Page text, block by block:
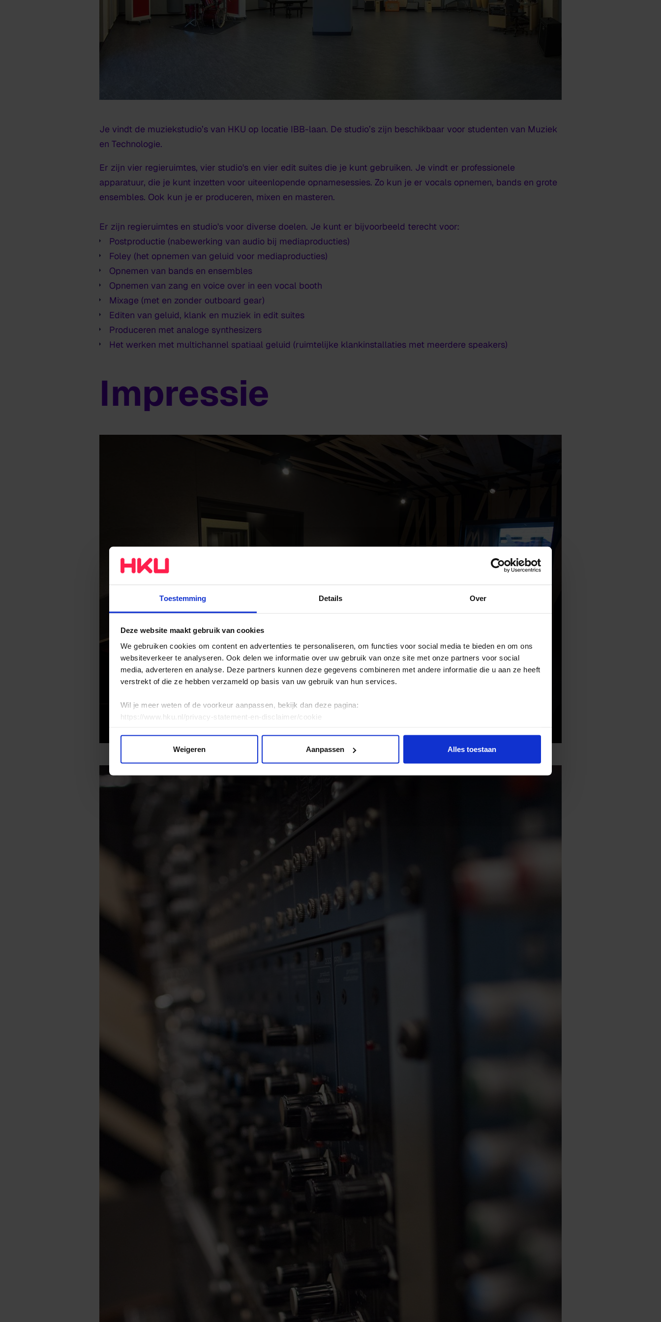
Toestemming Details Over
Deze website maakt gebruik van cookies
We gebruiken cookies om content en advertenties te personaliseren, om functies voor social media te bieden en om ons
websiteverkeer te analyseren. Ook delen we informatie over uw gebruik van onze site met onze partners voor social
media, adverteren en analyse. Deze partners kunnen deze gegevens combineren met andere informatie die u aan ze heeft
verstrekt of die ze hebben verzameld op basis van uw gebruik van hun services.
Wil je meer weten of de voorkeur aanpassen, bekijk dan deze pagina:
https://www.hku.nl/privacy-statement-en-disclaimer/cookie
Weigeren Aanpassen Alles toestaan
Je vindt de muziekstudio’s van HKU op locatie IBB-laan. De studio’s zijn beschikbaar voor studenten van Muziek
en Technologie.
Er zijn vier regieruimtes, vier studio's en vier edit suites die je kunt gebruiken. Je vindt er professionele
apparatuur, die je kunt inzetten voor uiteenlopende opnamesessies. Zo kun je er vocals opnemen, bands en grote
ensembles. Ook kun je er produceren, mixen en masteren.
Er zijn regieruimtes en studio's voor diverse doelen. Je kunt er bijvoorbeeld terecht voor:
Postproductie (nabewerking van audio bij mediaproducties)
Foley (het opnemen van geluid voor mediaproducties)
Opnemen van bands en ensembles
Opnemen van zang en voice over in een vocal booth
Mixage (met en zonder outboard gear)
Editen van geluid, klank en muziek in edit suites
Produceren met analoge synthesizers
Het werken met multichannel spatiaal geluid (ruimtelijke klankinstallaties met meerdere speakers)
Impressie